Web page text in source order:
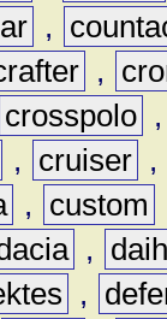
,
,
crosspolo
, cruiser ,
, custom
,
,